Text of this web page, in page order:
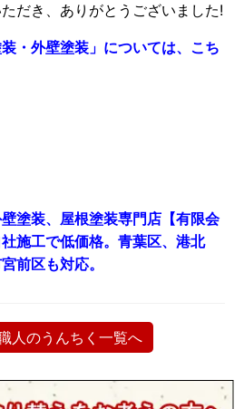
だき、ありがとうございました!
・外壁塗装」については、こち
塗装、屋根塗装専門店【有限会
施工で低価格。青葉区、港北
前区も対応。
人のうんちく一覧へ